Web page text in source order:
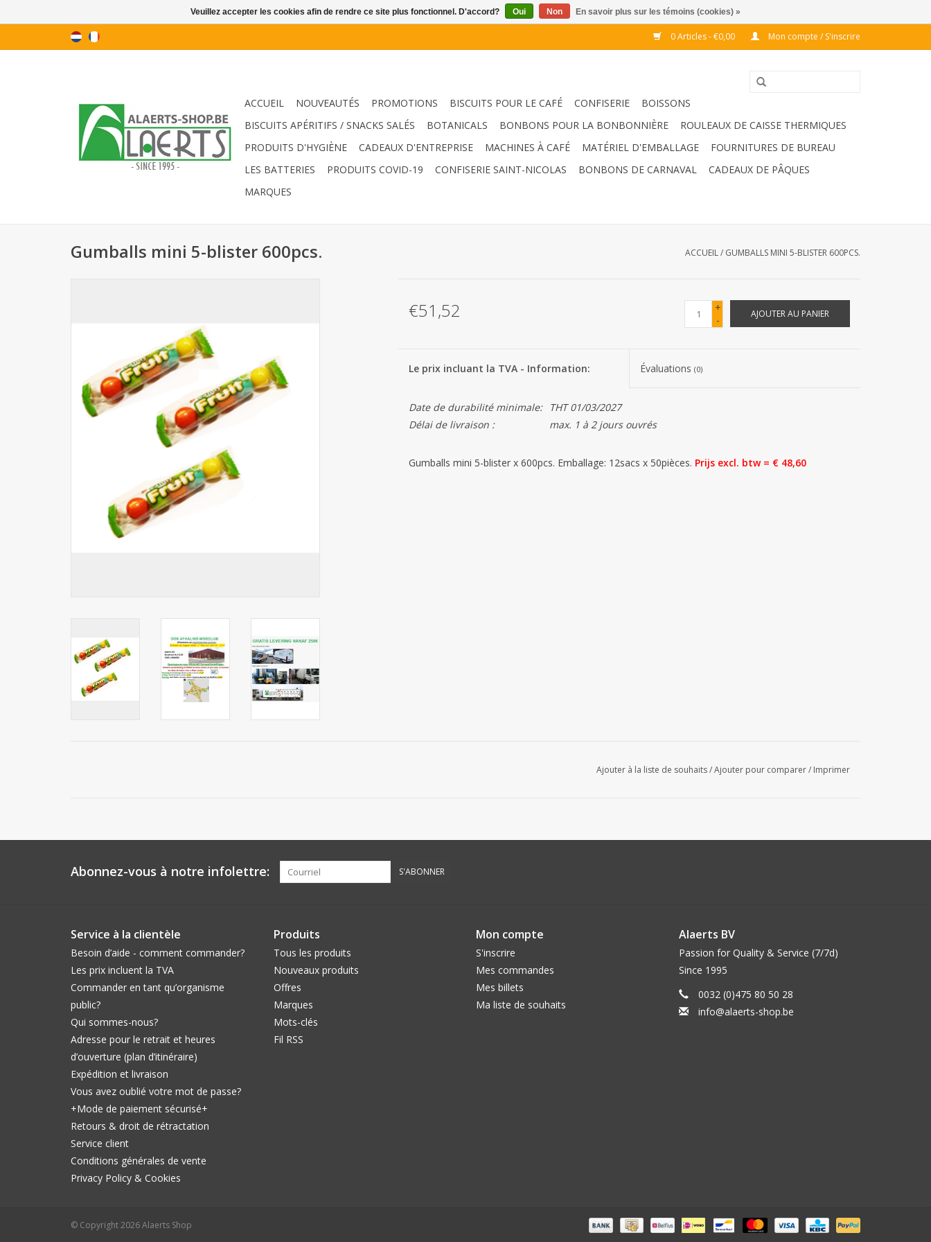
0 Articles - €0,00 Mon compte / S'inscrire
ACCUEIL NOUVEAUTÉS PROMOTIONS BISCUITS POUR LE CAFÉ CONFISERIE
BOISSONS
BISCUITS APÉRITIFS / SNACKS SALÉS
BOTANICALS BONBONS POUR LA BONBONNIÈRE
ROULEAUX DE CAISSE THERMIQUES
PRODUITS D'HYGIÈNE
CADEAUX D'ENTREPRISE MACHINES À CAFÉ MATÉRIEL D'EMBALLAGE
FOURNITURES DE BUREAU
LES BATTERIES
PRODUITS COVID-19 CONFISERIE SAINT-NICOLAS BONBONS DE CARNAVAL
CADEAUX DE PÂQUES
MARQUES
Gumballs mini 5-blister 600pcs. ACCUEIL/ GUMBALLS MINI 5-BLISTER 600PCS.
€51,52
+
-
AJOUTER AU PANIER
Le prix incluant la TVA - Information: Évaluations(0)
Date de durabilité minimale:
THT 01/03/2027
Délai de livraison :
max. 1 à 2 jours ouvrés
Gumballs mini 5-blister x 600pcs. Emballage: 12sacs x 50pièces. Prijs excl. btw = € 48,60
Ajouter à la liste de souhaits/Ajouter pour comparer/ Imprimer
Abonnez-vous à notre infolettre: S'ABONNER
Service à la clientèle
Besoin d’aide - comment commander?
Les prix incluent la TVA
Commander en tant qu’organisme
public?
Qui sommes-nous?
Adresse pour le retrait et heures
d’ouverture (plan d’itinéraire)
Expédition et livraison
Vous avez oublié votre mot de passe?
+Mode de paiement sécurisé+
Retours & droit de rétractation
Service client
Conditions générales de vente
Privacy Policy & Cookies
Produits
Tous les produits
Nouveaux produits
Offres
Marques
Mots-clés
Fil RSS
Mon compte
S'inscrire
Mes commandes
Mes billets
Ma liste de souhaits
Alaerts BV
Passion for Quality & Service (7/7d)
Since 1995
0032 (0)475 80 50 28
info@alaerts-shop.be
© Copyright 2026 Alaerts Shop
Veuillez accepter les cookies afin de rendre ce site plus fonctionnel. D'accord? Oui Non En savoir plus sur les témoins (cookies) »